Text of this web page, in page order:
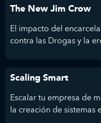
The New Jim Crow
El impacto del
contra las Drogas y la
Scaling Smart
Escalar tu empresa de
la creación de sistemas